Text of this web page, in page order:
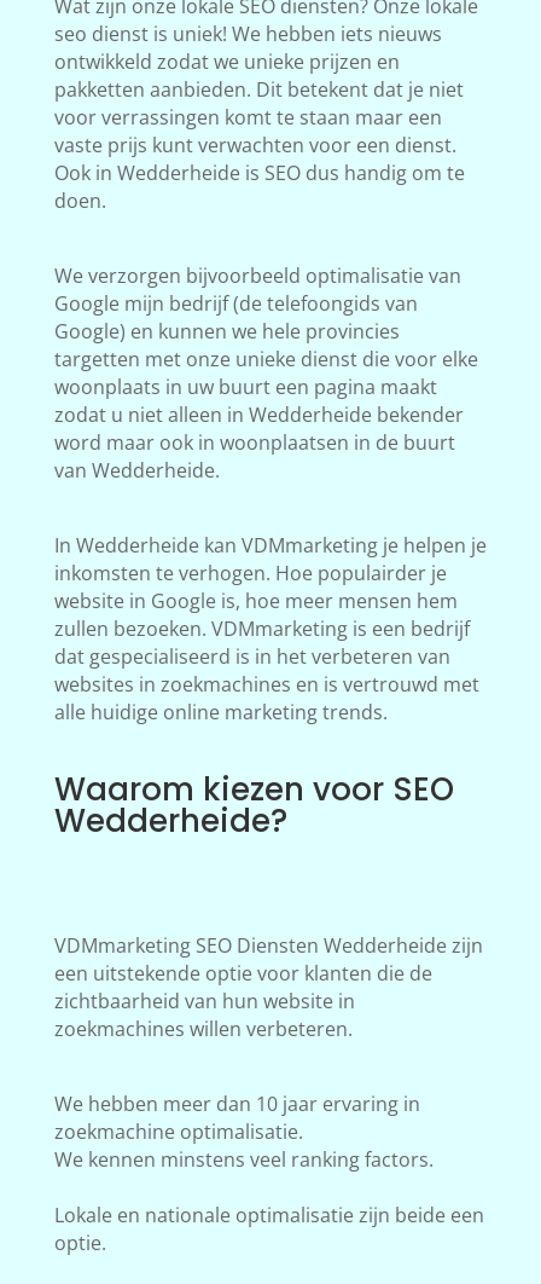
Wat zijn onze lokale SEO diensten? Onze lokale
seo dienst is uniek! We hebben iets nieuws
ontwikkeld zodat we unieke prijzen en
pakketten aanbieden. Dit betekent dat je niet
voor verrassingen komt te staan maar een
vaste prijs kunt verwachten voor een dienst.
Ook in Wedderheide is SEO dus handig om te
doen.
We verzorgen bijvoorbeeld optimalisatie van
Google mijn bedrijf (de telefoongids van
Google) en kunnen we hele provincies
targetten met onze unieke dienst die voor elke
woonplaats in uw buurt een pagina maakt
zodat u niet alleen in Wedderheide bekender
word maar ook in woonplaatsen in de buurt
van Wedderheide.
In Wedderheide kan VDMmarketing je helpen je
inkomsten te verhogen. Hoe populairder je
website in Google is, hoe meer mensen hem
zullen bezoeken. VDMmarketing is een bedrijf
dat gespecialiseerd is in het verbeteren van
websites in zoekmachines en is vertrouwd met
alle huidige online marketing trends.
Waarom kiezen voor SEO
Wedderheide?
VDMmarketing SEO Diensten Wedderheide zijn
een uitstekende optie voor klanten die de
zichtbaarheid van hun website in
zoekmachines willen verbeteren.
We hebben meer dan 10 jaar ervaring in
zoekmachine optimalisatie.
We kennen minstens veel ranking factors.
Lokale en nationale optimalisatie zijn beide een
optie.